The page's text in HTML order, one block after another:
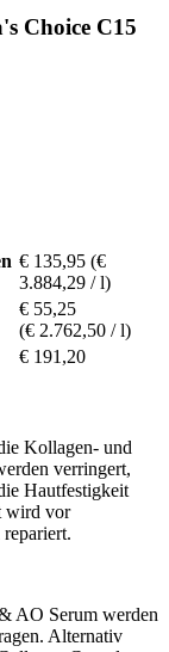
Choice C15
€ 135,95 (€
3.884,29 / l)
€ 55,25
(€ 2.762,50 / l)
€ 191,20
Kollagen- und
verringert,
Hautfestigkeit
wird vor
AO Serum werden
Alternativ